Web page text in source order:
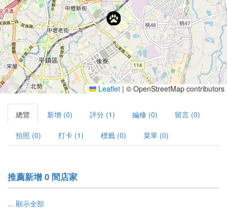
Leaflet | © OpenStreetMap contributors
總覽 新增 (0) 評分 (1) 編修 (0) 留言 (0)
拍照 (0) 打卡 (1) 標籤 (0) 菜單 (0)
推薦新增 0 間店家
... 顯示全部